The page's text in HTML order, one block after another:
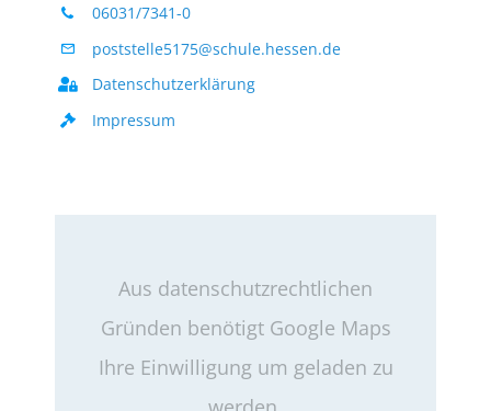
06031/7341-0
poststelle5175@schule.hessen.de
Datenschutzerklärung
Impressum
Aus datenschutzrechtlichen
Gründen benötigt Google Maps
Ihre Einwilligung um geladen zu